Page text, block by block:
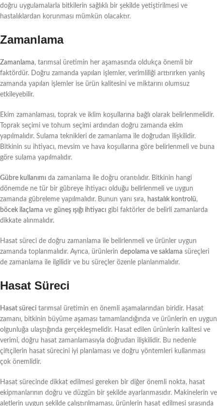
doğru uygulamalarla bitkilerin sağlıklı bir şekilde yetiştirilmesi ve
hastalıklardan korunması mümkün olacaktır.
Zamanlama
Zamanlama, tarımsal üretimin her aşamasında oldukça önemli bir
faktördür. Doğru zamanda yapılan işlemler, verimliliği arttırırken yanlış
zamanda yapılan işlemler ise ürün kalitesini ve miktarını olumsuz
etkileyebilir.
Ekim zamanlaması, toprak ve iklim koşullarına bağlı olarak belirlenmelidir.
Toprak seçimi ve tohum seçimi ardından doğru zamanda ekim
yapılmalıdır. Sulama teknikleri de zamanlama ile doğrudan ilişkilidir.
Bitkinin su ihtiyacı, mevsim ve hava koşullarına göre belirlenmeli ve buna
göre sulama yapılmalıdır.
Gübre kullanımı da zamanlama ile doğru orantılıdır. Bitkinin hangi
dönemde ne tür bir gübreye ihtiyacı olduğu belirlenmeli ve uygun
zamanda gübreleme yapılmalıdır. Bunun yanı sıra, hastalık kontrolü,
böcek ilaçlama ve güneş ışığı ihtiyacı gibi faktörler de belirli zamanlarda
dikkate alınmalıdır.
Hasat süreci de doğru zamanlama ile belirlenmeli ve ürünler uygun
zamanda toplanmalıdır. Ayrıca, ürünlerin depolama ve saklama süreçleri
de zamanlama ile ilgilidir ve bu süreçler özenle planlanmalıdır.
Hasat Süreci
Hasat süreci tarımsal üretimin en önemli aşamalarından biridir. Hasat
zamanı, bitkinin büyüme aşaması tamamlandığında ve ürünlerin en uygun
olgunluğa ulaştığında gerçekleşmelidir. Hasat edilen ürünlerin kalitesi ve
verimi, doğru hasat zamanlamasıyla doğrudan ilişkilidir. Bu nedenle
çiftçilerin hasat sürecini iyi planlaması ve doğru yöntemleri kullanması
çok önemlidir.
Hasat sürecinde dikkat edilmesi gereken bir diğer önemli nokta, hasat
ekipmanlarının doğru ve düzgün bir şekilde ayarlanmasıdır. Makinelerin ve
aletlerin uygun şekilde çalıştırılmaması, ürünlerin hasat edilmesi sırasında